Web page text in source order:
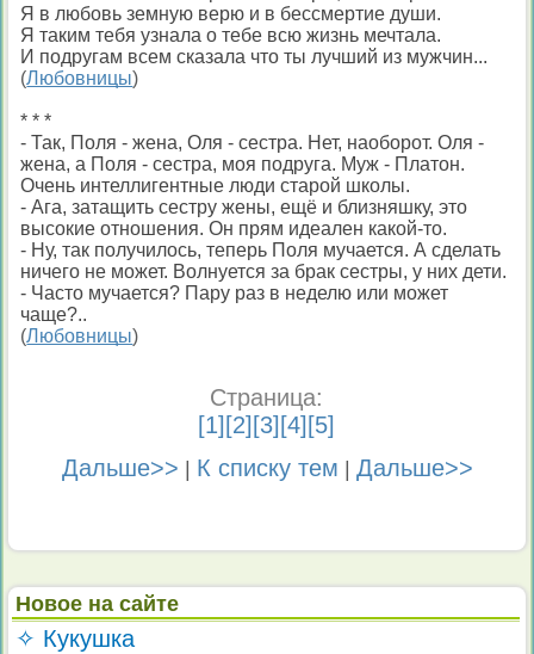
Я в любовь земную верю и в бессмертие души.
Я таким тебя узнала о тебе всю жизнь мечтала.
И подругам всем сказала что ты лучший из мужчин...
(Любовницы)
* * *
- Так, Поля - жена, Оля - сестра. Нет, наоборот. Оля -
жена, а Поля - сестра, моя подруга. Муж - Платон.
Очень интеллигентные люди старой школы.
- Ага, затащить сестру жены, ещё и близняшку, это
высокие отношения. Он прям идеален какой-то.
- Ну, так получилось, теперь Поля мучается. А сделать
ничего не может. Волнуется за брак сестры, у них дети.
- Часто мучается? Пару раз в неделю или может
чаще?..
(Любовницы)
Страница:
[1][2][3][4][5]
Дальше>>
К списку тем Дальше>>
Новое на сайте
✧ Кукушка